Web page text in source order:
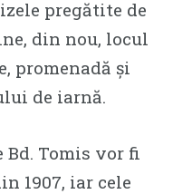
pregătite de
din nou, locul
promenadă și
de iarnă.
Bd. Tomis vor fi
1907, iar cele